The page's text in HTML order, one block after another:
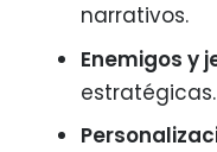
narrativos.
Enemigos y
estratégicas.